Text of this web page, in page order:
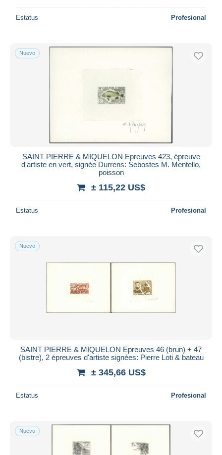
Estatus Profesional
Nuevo
SAINT PIERRE & MIQUELON Epreuves 423, épreuve
d'artiste en vert, signée Durrens: Sebostes M. Mentello,
poisson
± 115,22 US$
Estatus Profesional
Nuevo
SAINT PIERRE & MIQUELON Epreuves 46 (brun) + 47
(bistre), 2 épreuves d'artiste signées: Pierre Loti & bateau
± 345,66 US$
Estatus Profesional
Nuevo